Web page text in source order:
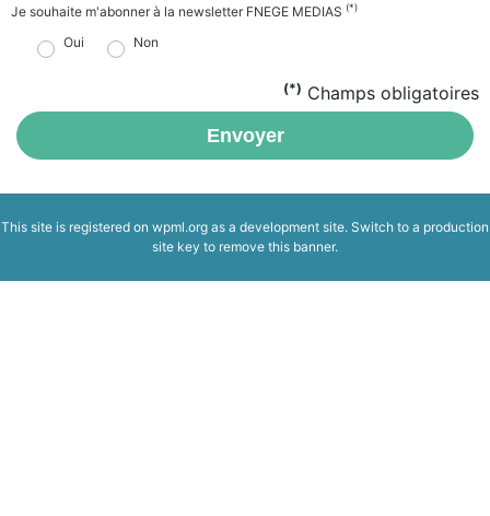
Je souhaite m'abonner à la newsletter FNEGE MEDIAS (*)
Oui Non
(*) Champs obligatoires
Envoyer
This site is registered on wpml.org as a development site. Switch to a production
site key to remove this banner.